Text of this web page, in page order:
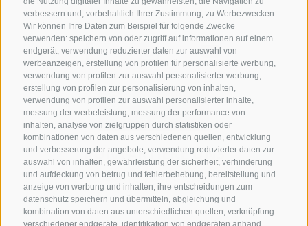
verbessern und, vorbehaltlich Ihrer Zustimmung, zu Werbezwecken.
Wir können Ihre Daten zum Beispiel für folgende Zwecke
verwenden: speichern von oder zugriff auf informationen auf einem
endgerät, verwendung reduzierter daten zur auswahl von
werbeanzeigen, erstellung von profilen für personalisierte werbung,
verwendung von profilen zur auswahl personalisierter werbung,
erstellung von profilen zur personalisierung von inhalten,
verwendung von profilen zur auswahl personalisierter inhalte,
messung der werbeleistung, messung der performance von
inhalten, analyse von zielgruppen durch statistiken oder
kombinationen von daten aus verschiedenen quellen, entwicklung
und verbesserung der angebote, verwendung reduzierter daten zur
auswahl von inhalten, gewährleistung der sicherheit, verhinderung
und aufdeckung von betrug und fehlerbehebung, bereitstellung und
anzeige von werbung und inhalten, ihre entscheidungen zum
datenschutz speichern und übermitteln, abgleichung und
kombination von daten aus unterschiedlichen quellen, verknüpfung
verschiedener endgeräte, identifikation von endgeräten anhand
KONTAKTIERE UNS
+39 0472 765 325
info@sterzing.com